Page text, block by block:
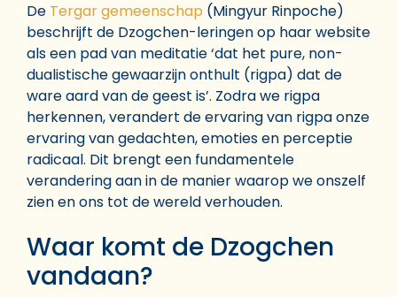
De Tergar gemeenschap (Mingyur Rinpoche)
beschrijft de Dzogchen-leringen op haar website
als een pad van meditatie ‘dat het pure, non-
dualistische gewaarzijn onthult (rigpa) dat de
ware aard van de geest is’. Zodra we rigpa
herkennen, verandert de ervaring van rigpa onze
ervaring van gedachten, emoties en perceptie
radicaal. Dit brengt een fundamentele
verandering aan in de manier waarop we onszelf
zien en ons tot de wereld verhouden.
Waar komt de Dzogchen
vandaan?